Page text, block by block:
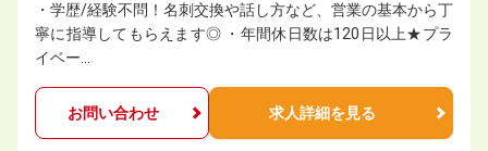
・学歴/経験不問！名刺交換や話し方など、営業の基本から丁
寧に指導してもらえます◎ ・年間休日数は120日以上★プラ
イベー…
お問い合わせ 求人詳細を見る